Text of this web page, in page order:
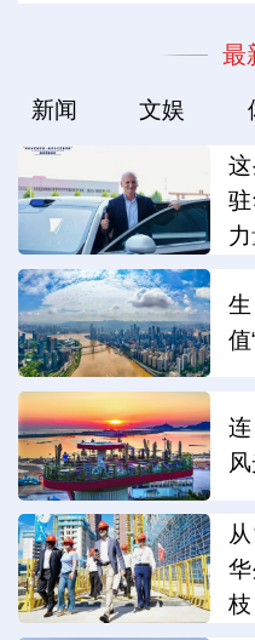
最
新闻 文娱
值
枝